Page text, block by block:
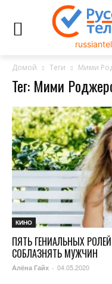
Домой Теги Мими
Тег: Мими
КИНО
ПЯТЬ ГЕНИАЛЬНЫХ
СОБЛАЗНЯТЬ МУЖЧИН
Алёна Гайх - 04.05.2020